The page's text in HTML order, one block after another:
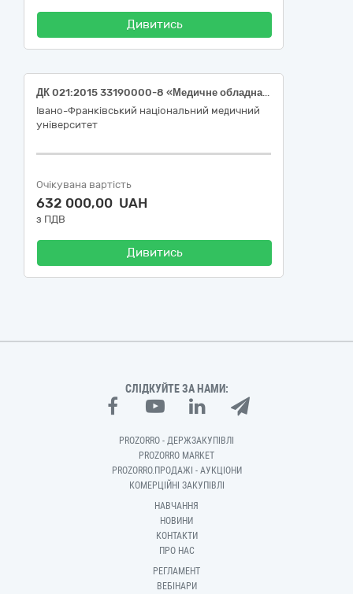
Дивитись
ДК 021:2015 33190000-8 «Медичне обладнання та вироби медичного призначення різні» Операційний стіл з механіко-гідравлічним приводом “МТ300”, ноші медичні, столик маніпуляційний СТ-М-Е, кушетка оглядова КС, столик сповивальний СП-Р, ширма Ш-1, шафа ШМ-М-С., аптечний набір (тактичний рюкзак) військового медика (з турнікетами), медична сумка парамедика, світильник хірургічний, опромінювач фізіотерапевтичний ОФП-02, Набір таблиць для перевірки зору АР-1М (апарат Ротта) CPV code 33190000-8 Медичне обладнання та вироби медичного призначення різні (Медичне обладнання)
Івано-Франківський національний медичний
університет
Очікувана вартість
632 000,00 UAH
з ПДВ
Дивитись
СЛІДКУЙТЕ ЗА НАМИ:
PROZORRO - ДЕРЖЗАКУПІВЛІ
PROZORRO MARKET
PROZORRO.ПРОДАЖІ - АУКЦІОНИ
КОМЕРЦІЙНІ ЗАКУПІВЛІ
НАВЧАННЯ
НОВИНИ
КОНТАКТИ
ПРО НАС
РЕГЛАМЕНТ
ВЕБІНАРИ